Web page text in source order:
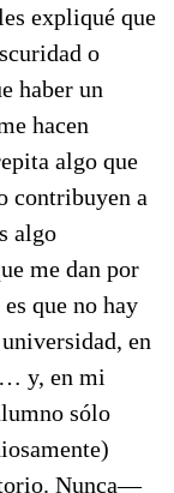
expliqué que
o
haber un
hacen
algo que
contribuyen a
algo
me dan por
que no hay
en
y, en mi
sólo
Nunca—